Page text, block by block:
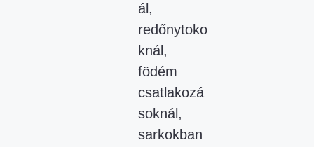
ál,
redőnytoko
knál,
födém
csatlakozá
soknál,
sarkokban